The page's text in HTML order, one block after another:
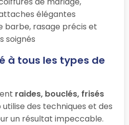
élégantes
barbe, rasage précis et
soignés
à tous les types de
raides, bouclés, frisés
utilise des techniques et des
un résultat impeccable.